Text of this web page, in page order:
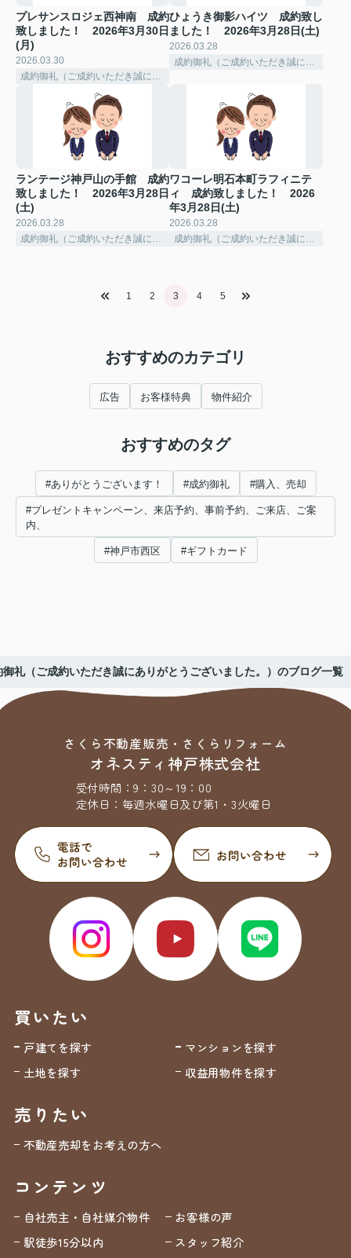
プレサンスロジェ西神南 成約
致しました！ 2026年3月30日
(月)
2026.03.30
成約御礼（ご成約いただき誠にありがとうございました。）
ひょうき御影ハイツ 成約致し
ました！ 2026年3月28日(土)
2026.03.28
成約御礼（ご成約いただき誠にありがとうございました。）
ランテージ神戸山の手館 成約
致しました！ 2026年3月28日
(土)
2026.03.28
ワコーレ明石本町ラフィニテ
ィ 成約致しました！ 2026
年3月28日(土)
2026.03.28
1 2 3 4 5
おすすめのカテゴリ
広告 お客様特典 物件紹介
おすすめのタグ
#ありがとうございます！ #成約御礼 #購入、売却
#プレゼントキャンペーン、来店予約、事前予約、ご来店、ご案
内、
#神戸市西区 #ギフトカード
御礼（ご成約いただき誠にありがとうございました。）のブログ一覧
さくら不動産販売・さくらリフォーム
オネスティ神戸株式会社
受付時間：9：30～19：00
定休日： 毎週水曜日及び第1・3火曜日
買いたい
戸建てを探す
マンションを探す
土地を探す
収益用物件を探す
売りたい
不動産売却をお考えの方へ
コンテンツ
自社売主・自社媒介物件
駅徒歩15分以内
お客様の声
スタッフ紹介